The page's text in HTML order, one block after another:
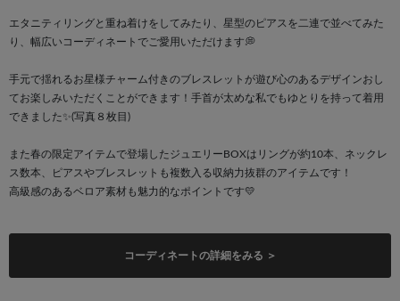
エタニティリングと重ね着けをしてみたり、星型のピアスを二連で並べてみた
り、幅広いコーディネートでご愛用いただけます💭
手元で揺れるお星様チャーム付きのブレスレットが遊び心のあるデザインおし
てお楽しみいただくことができます！手首が太めな私でもゆとりを持って着用
できました✨️(写真８枚目)
また春の限定アイテムで登場したジュエリーBOXはリングが約10本、ネックレ
ス数本、ピアスやブレスレットも複数入る収納力抜群のアイテムです！
高級感のあるベロア素材も魅力的なポイントです💛
コーディネートの詳細をみる ＞